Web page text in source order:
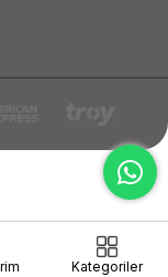
Kategoriler